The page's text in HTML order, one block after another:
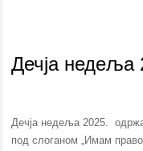
Дечја недеља
Дечја недеља 2025.
под слоганом„Имам